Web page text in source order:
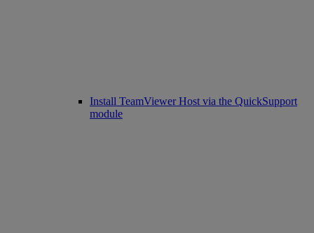
Install TeamViewer Host via the QuickSupport
module